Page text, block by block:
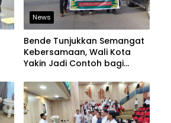
News
Bende Tunjukkan Semangat
Kebersamaan, Wali Kota
Yakin Jadi Contoh bagi